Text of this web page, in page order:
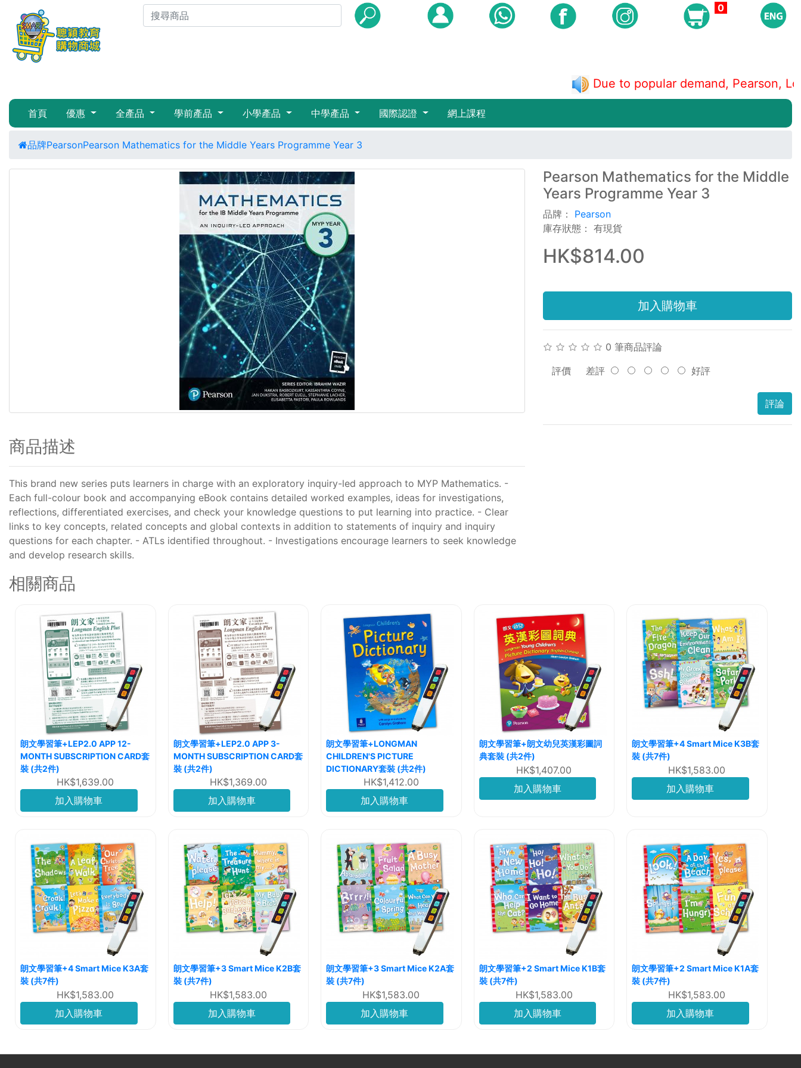
0
Due to popular demand, Pearson,
首頁 優惠 全產品 學前產品 小學產品 中學產品 國際認證 網上課程
品牌PearsonPearson Mathematics for the Middle Years Programme Year 3
商品描述
This brand new series puts learners in charge with an exploratory inquiry-led approach to MYP Mathematics. -
Each full-colour book and accompanying eBook contains detailed worked examples, ideas for investigations,
reflections, differentiated exercises, and check your knowledge questions to put learning into practice. - Clear
links to key concepts, related concepts and global contexts in addition to statements of inquiry and inquiry
questions for each chapter. - ATLs identified throughout. - Investigations encourage learners to seek knowledge
and develop research skills.
Pearson Mathematics for the Middle
Years Programme Year 3
品牌： Pearson
庫存狀態： 有現貨
HK$814.00
加入購物車
0 筆商品評論
評價 差評 好評
評論
相關商品
朗文學習筆+LEP2.0 APP 12-
MONTH SUBSCRIPTION CARD套
裝 (共2件)
HK$1,639.00
加入購物車
朗文學習筆+LEP2.0 APP 3-
MONTH SUBSCRIPTION CARD套
裝 (共2件)
HK$1,369.00
加入購物車
朗文學習筆+LONGMAN
CHILDREN'S PICTURE
DICTIONARY套裝 (共2件)
HK$1,412.00
加入購物車
朗文學習筆+朗文幼兒英漢彩圖詞
典套裝 (共2件)
HK$1,407.00
加入購物車
朗文學習筆+4 Smart Mice K3B套
裝 (共7件)
HK$1,583.00
加入購物車
朗文學習筆+4 Smart Mice K3A套
裝 (共7件)
HK$1,583.00
加入購物車
朗文學習筆+3 Smart Mice K2B套
裝 (共7件)
HK$1,583.00
加入購物車
朗文學習筆+3 Smart Mice K2A套
裝 (共7件)
HK$1,583.00
加入購物車
朗文學習筆+2 Smart Mice K1B套
裝 (共7件)
HK$1,583.00
加入購物車
朗文學習筆+2 Smart Mice K1A套
裝 (共7件)
HK$1,583.00
加入購物車